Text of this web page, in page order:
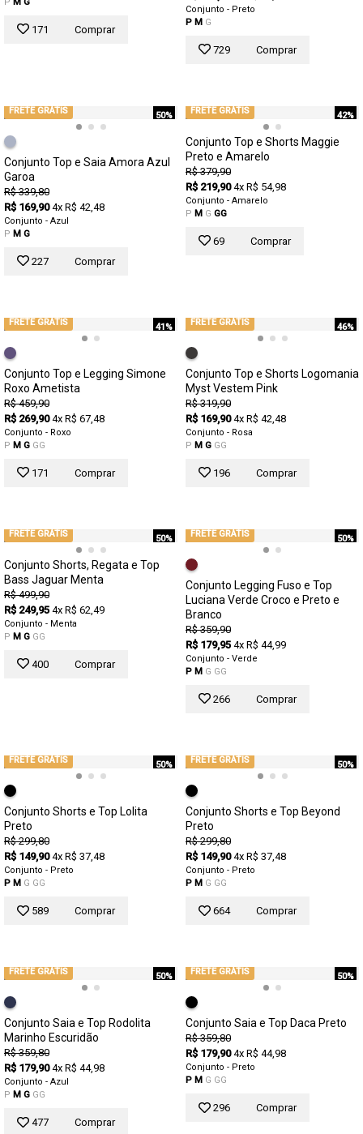
171 Comprar
Conjunto - Preto
P M G
729 Comprar
50%
FRETE GRÁTIS
Conjunto Top e Saia Amora Azul
Garoa
R$ 339,80
R$ 169,90 4x R$ 42,48
Conjunto - Azul
P M G
227 Comprar
42%
FRETE GRÁTIS
Conjunto Top e Shorts Maggie
Preto e Amarelo
R$ 379,90
R$ 219,90 4x R$ 54,98
Conjunto - Amarelo
P M G GG
69 Comprar
41%
FRETE GRÁTIS
Conjunto Top e Legging Simone
Roxo Ametista
R$ 459,90
R$ 269,90 4x R$ 67,48
Conjunto - Roxo
P M G GG
171 Comprar
46%
FRETE GRÁTIS
Conjunto Top e Shorts Logomania
Myst Vestem Pink
R$ 319,90
R$ 169,90 4x R$ 42,48
Conjunto - Rosa
P M G GG
196 Comprar
50%
FRETE GRÁTIS
Conjunto Shorts, Regata e Top
Bass Jaguar Menta
R$ 499,90
R$ 249,95 4x R$ 62,49
Conjunto - Menta
P M G GG
400 Comprar
50%
FRETE GRÁTIS
Conjunto Legging Fuso e Top
Luciana Verde Croco e Preto e
Branco
R$ 359,90
R$ 179,95 4x R$ 44,99
Conjunto - Verde
P M G GG
266 Comprar
50%
FRETE GRÁTIS
Conjunto Shorts e Top Lolita
Preto
R$ 299,80
R$ 149,90 4x R$ 37,48
Conjunto - Preto
P M G GG
589 Comprar
50%
FRETE GRÁTIS
Conjunto Shorts e Top Beyond
Preto
R$ 299,80
R$ 149,90 4x R$ 37,48
Conjunto - Preto
P M G GG
664 Comprar
50%
FRETE GRÁTIS
Conjunto Saia e Top Rodolita
Marinho Escuridão
R$ 359,80
R$ 179,90 4x R$ 44,98
Conjunto - Azul
P M G GG
477 Comprar
50%
FRETE GRÁTIS
Conjunto Saia e Top Daca Preto
R$ 359,80
R$ 179,90 4x R$ 44,98
Conjunto - Preto
P M G GG
296 Comprar